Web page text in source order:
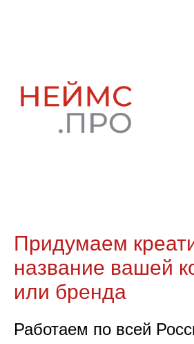
Придумаем
название вашей
или бренда
Работаем по всей